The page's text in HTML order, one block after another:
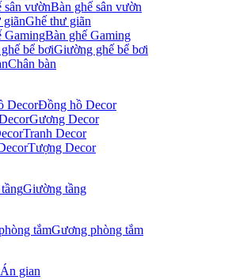
Bàn ghế sân vườn
Ghế thư giãn
Bàn ghế Gaming
Giường ghế bể bơi
Chân bàn
Đồng hồ Decor
Gương Decor
Tranh Decor
Tượng Decor
Giường tầng
Gương phòng tắm
Án gian